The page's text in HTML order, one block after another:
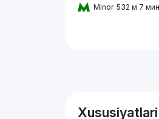
Minor 532 м 7 мин
Xususiyatlari